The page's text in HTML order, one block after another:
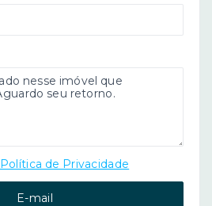
Política de Privacidade
E-mail